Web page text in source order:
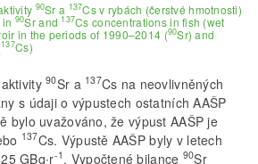
90Sr a 137Cs v rybách (čerstvé hmotnosti)
90Sr and 137Cs concentrations in fish (wet
in the periods of 1990–2014 (90Sr) and
137Cs)
aktivity90Sr a 137Cs na neovlivněných
s údaji o výpustech ostatních AAŠP
bylo uvažováno, že výpust AAŠP je
137Cs. Výpustě AAŠP byly v letech
GBq∙r-1 . Vypočtené bilance 90Sr